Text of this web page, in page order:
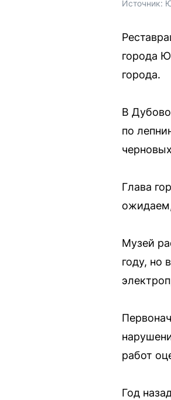
Источник:
города
города.
В
по
Глава
Музей
году, но
работ
Год